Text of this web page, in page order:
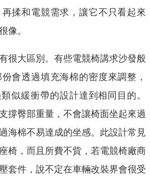
揉和電競需求，讓它不只看起來
像。
很大區別。有些電競椅講求沙發般
會透過填充海棉的密度來調整，
似緩衝帶的設計達到相同目的。
撐臀部重量，不會讓椅面坐起來過
海棉不易達成的坐感。此設計常見
椅，而且所費不貲，若電競椅廠商
套件，說不定在車輛改裝界會很受